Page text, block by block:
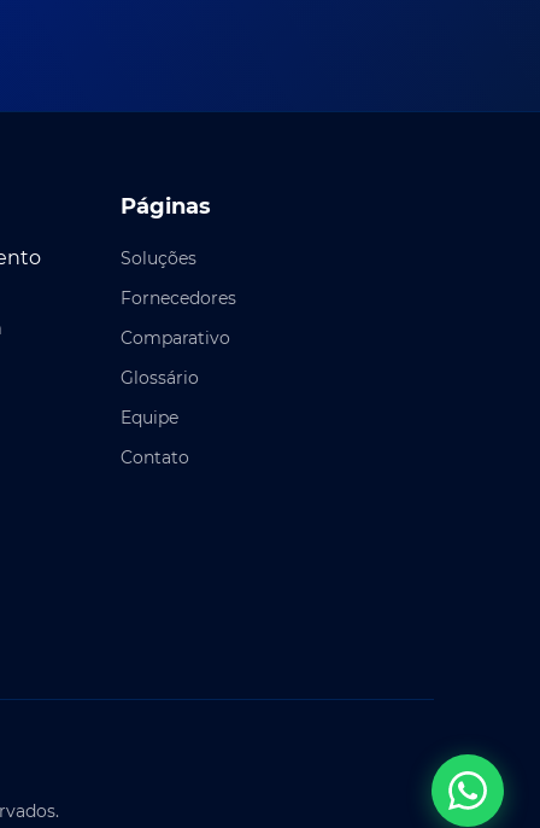
Páginas
Soluções
Fornecedores
Comparativo
Glossário
Equipe
Contato